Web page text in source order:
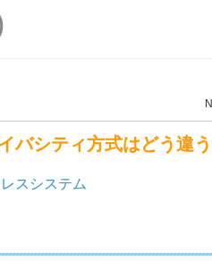
バシティ方式はどう違う
スシステム